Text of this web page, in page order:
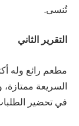
تُنسى.
التقرير الثاني
مطعم رائع وله
السريعة
في تحضير